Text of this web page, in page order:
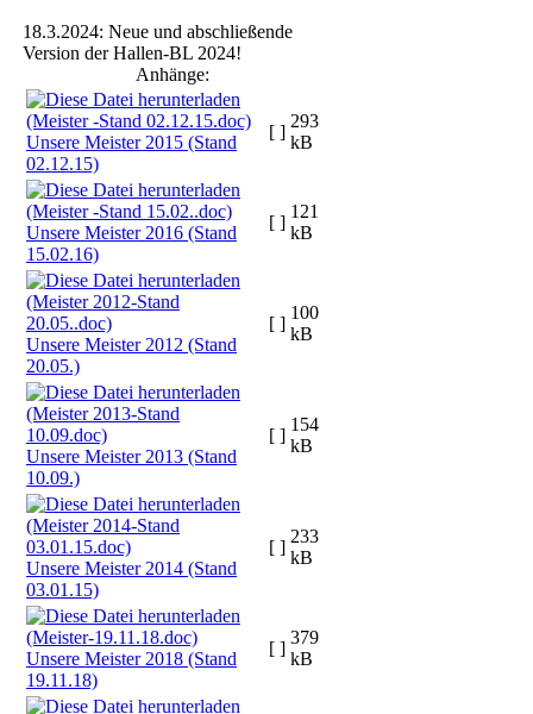
18.3.2024: Neue und abschließende
Version der Hallen-BL 2024!
Anhänge:
Unsere Meister 2015 (Stand
02.12.15)
[ ]
293
kB
Unsere Meister 2016 (Stand
15.02.16)
[ ]
121
kB
Unsere Meister 2012 (Stand
20.05.)
[ ]
100
kB
Unsere Meister 2013 (Stand
10.09.)
[ ]
154
kB
Unsere Meister 2014 (Stand
03.01.15)
[ ]
233
kB
Unsere Meister 2018 (Stand
19.11.18)
[ ]
379
kB